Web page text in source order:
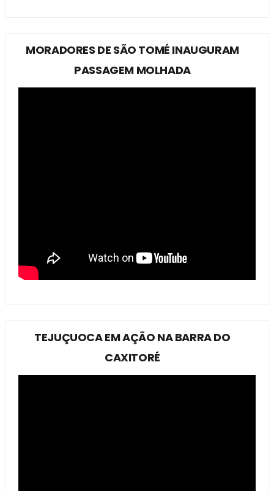
MORADORES DE SÃO TOMÉ INAUGURAM
PASSAGEM MOLHADA
TEJUÇUOCA EM AÇÃO NA BARRA DO
CAXITORÉ